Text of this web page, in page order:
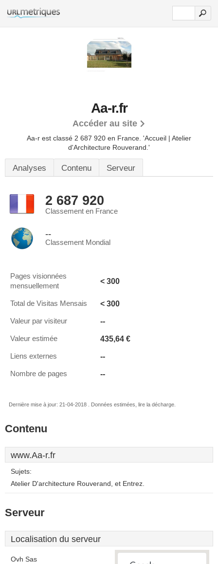
Aa-r.fr
Accéder au site
Aa-r est classé 2 687 920 en France. 'Accueil | Atelier
d'Architecture Rouverand.'
Analyses Contenu Serveur
2 687 920
Classement en France
--
Classement Mondial
Pages visionnées
mensuellement
< 300
Total de Visitas Mensais < 300
Valeur par visiteur --
Valeur estimée 435,64 €
Liens externes --
Nombre de pages --
Dernière mise à jour: 21-04-2018 . Données estimées, lire la décharge.
Contenu
www.Aa-r.fr
Sujets:
Atelier D'architecture Rouverand, et Entrez.
Serveur
Localisation du serveur
Ovh Sas